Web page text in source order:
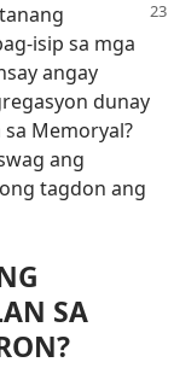
isip sa mga
angay
dunay
Memoryal?
ang
tagdon ang
SA